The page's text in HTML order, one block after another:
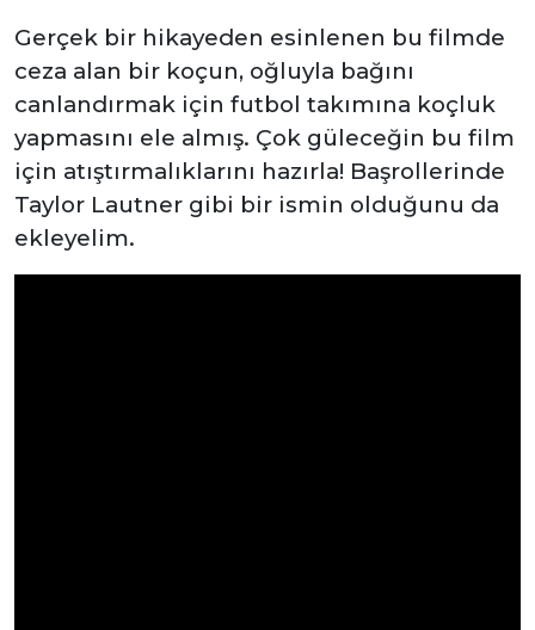
Gerçek bir hikayeden esinlenen bu filmde
ceza alan bir koçun, oğluyla bağını
canlandırmak için futbol takımına koçluk
yapmasını ele almış. Çok güleceğin bu film
için atıştırmalıklarını hazırla! Başrollerinde
Taylor Lautner gibi bir ismin olduğunu da
ekleyelim.